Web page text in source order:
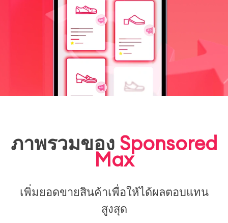
ภาพรวมของ Sponsored
Max
เพิ่มยอดขายสินค้าเพื่อให้ได้ผลตอบแทน
สูงสุด